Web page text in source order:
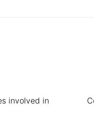
involved in